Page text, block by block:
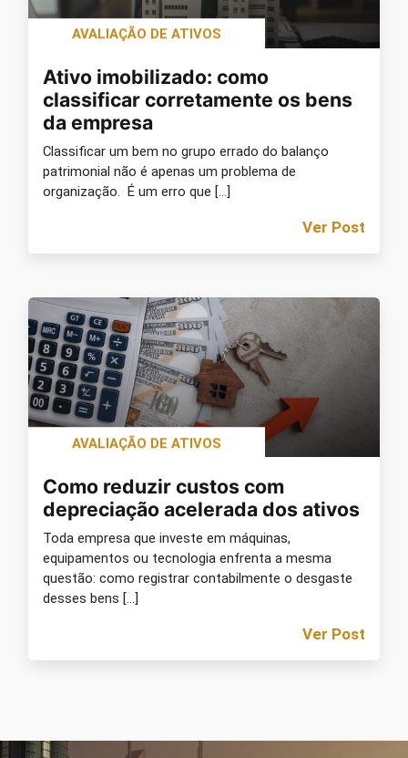
AVALIAÇÃO DE ATIVOS
Ativo imobilizado: como
classificar corretamente os bens
da empresa
Classificar um bem no grupo errado do balanço
patrimonial não é apenas um problema de
organização. É um erro que […]
Ver Post
AVALIAÇÃO DE ATIVOS
Como reduzir custos com
depreciação acelerada dos ativos
Toda empresa que investe em máquinas,
equipamentos ou tecnologia enfrenta a mesma
questão: como registrar contabilmente o desgaste
desses bens […]
Ver Post